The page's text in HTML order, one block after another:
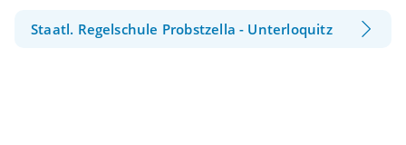
Staatl. Regelschule Probstzella - Unterloquitz